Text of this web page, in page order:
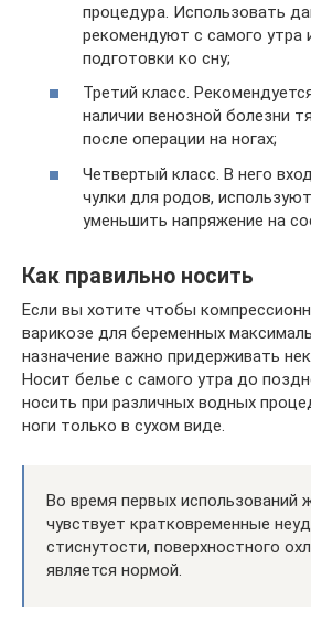
процедура. Использовать
рекомендуют с самого утра
подготовки ко сну;
Третий класс.
наличии венозной болезни
после операции на ногах;
Четвертый класс. В него
чулки для родов,
уменьшить напряжение на
Как правильно носить
Если вы хотите чтобы
варикозе для беременных
назначение важно придерживать
Носит белье с самого утра до
носить при различных водных
ноги только в сухом виде.
Во время первых использований
чувствует кратковременные
стиснутости, поверхностного
является нормой.